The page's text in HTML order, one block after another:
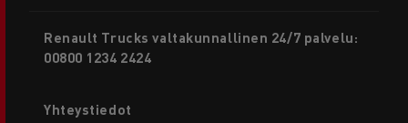
Renault Trucks valtakunnallinen 24/7 palvelu:
00800 1234 2424
Yhteystiedot